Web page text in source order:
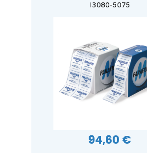
I3080-5075
94,60 €